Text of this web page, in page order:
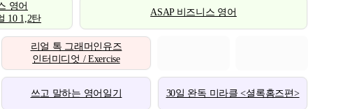
영어
10 1,2탄
ASAP 비즈니스 영어
리얼 톡 그래머인유즈
인터미디엇 / Exercise
쓰고 말하는 영어일기 30일 완독 미라클 <셜록홈즈편>